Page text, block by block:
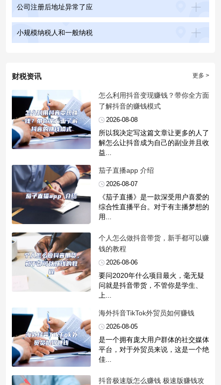
公司注册后地址异常了应
小规模纳税人和一般纳税
更多 >
财税资讯
​怎么利用抖音变现赚钱？带你全方面
了解抖音的赚钱模式
2026-08-08
所以我决定写这篇文章让更多的人了
解怎么让抖音成为自己的副业并且收
益...
​茄子直播app 介绍
2026-08-07
《茄子直播》是一款深受用户喜爱的
综合性直播平台。对于有主播梦想的
用...
​个人怎么做抖音带货，新手都可以赚
钱的教程
2026-08-06
要问2020年什么项目最火，毫无疑
问就是抖音带货，不管你是学生、
上...
​海外抖音TikTok外贸员如何赚钱
2026-08-05
是一个拥有庞大用户群体的社交媒体
平台，对于外贸员来说，这是一个绝
佳...
​抖音极速版怎么赚钱 极速版赚钱攻